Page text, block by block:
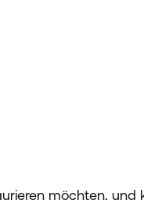
möchten, und